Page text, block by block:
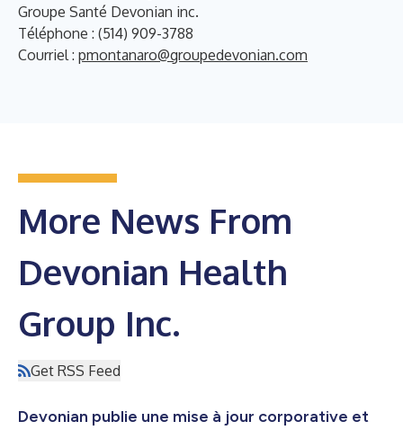
Groupe Santé Devonian inc.
Téléphone : (514) 909-3788
Courriel : pmontanaro@groupedevonian.com
More News From
Devonian Health
Group Inc.
Get RSS Feed
Devonian publie une mise à jour corporative et